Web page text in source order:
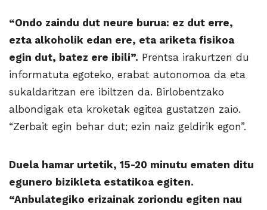
“Ondo zaindu dut neure burua: ez dut erre,
ezta alkoholik edan ere, eta ariketa fisikoa
egin dut, batez ere ibili”. Prentsa irakurtzen du
informatuta egoteko, erabat autonomoa da eta
sukaldaritzan ere ibiltzen da. Birlobentzako
albondigak eta kroketak egitea gustatzen zaio.
“Zerbait egin behar dut; ezin naiz geldirik egon”.
Duela hamar urtetik, 15-20 minutu ematen ditu
egunero bizikleta estatikoa egiten.
“Anbulategiko erizainak zoriondu egiten nau